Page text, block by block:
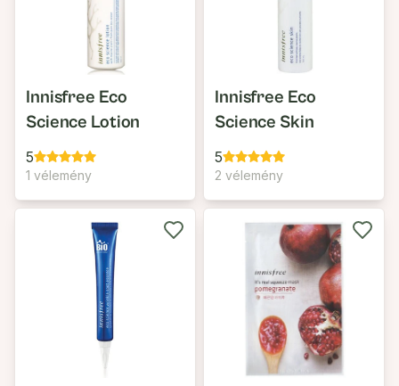
Innisfree Eco
Science Lotion
5
1 vélemény
Innisfree Eco
Science Skin
5
2 vélemény